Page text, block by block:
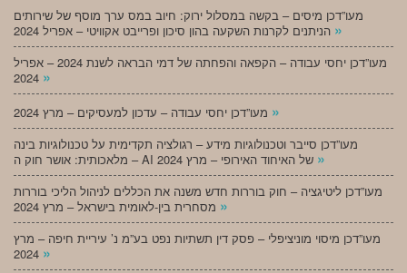
מעו”דכן מיסים – בקשה במסלול ירוק: חיוב במס ערך מוסף של שירותים
»
מעו”דכן יחסי עבודה – הקפאה והפחתה של דמי הבראה לשנת 2024 – אפריל
»
»
מעו”דכן סייבר וטכנולוגיות מידע – רגולציה תקדימית על טכנולוגיות בינה
»
מעו”דכן ליטיגציה – חוק בוררות חדש משנה את הכללים לניהול הליכי בוררות
»
מעו”דכן מיסוי מוניציפלי – פסק דין תשתיות נפט בע”מ נ’ עיריית חיפה – מרץ
»